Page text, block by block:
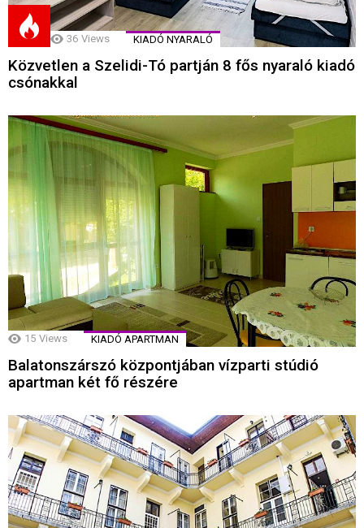
36 Views KIADÓ NYARALÓ
Közvetlen a Szelidi-Tó partján 8 fős nyaraló kiadó
csónakkal
15 Views KIADÓ APARTMAN
Balatonszárszó központjában vízparti stúdió
apartman két fő részére